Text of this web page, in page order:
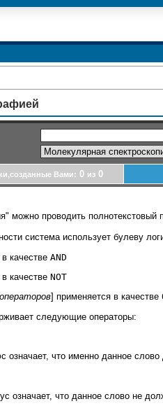
Вами: 0 из0
можно проводить полнотекстовый
система использует булеву
качестве AND
качестве NOT
] применяется в качестве
следующие операторы:
что именно данное
означает, что данное слово не